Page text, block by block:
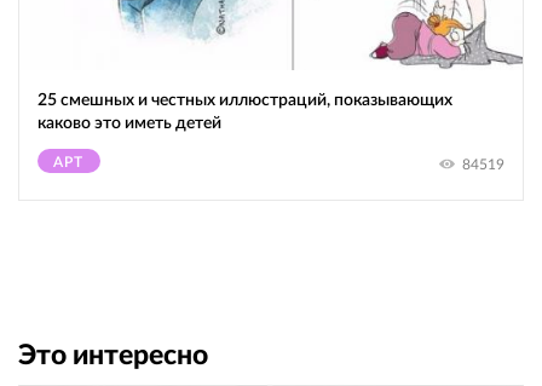
25 смешных и честных иллюстраций, показывающих
каково это иметь детей
АРТ 84519
Это интересно